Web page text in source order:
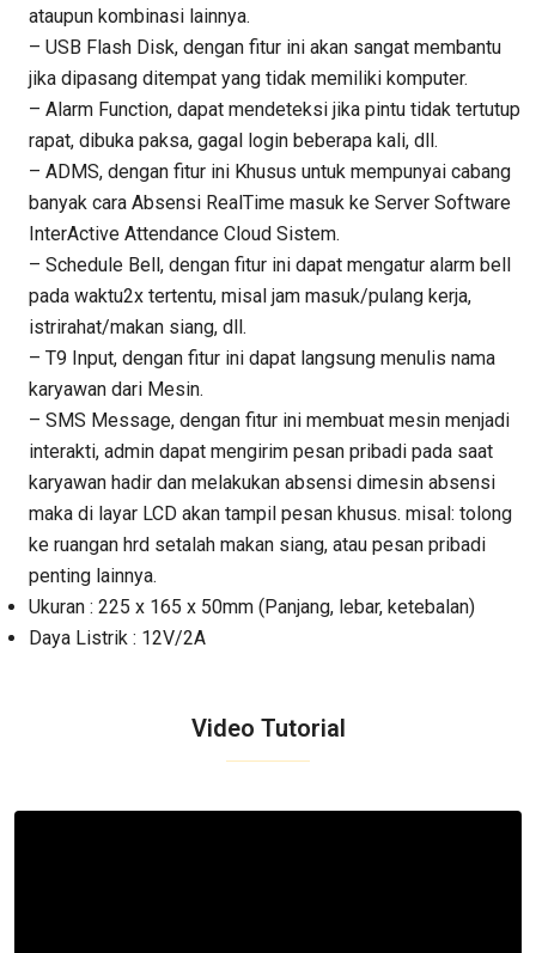
ataupun kombinasi lainnya.
– USB Flash Disk, dengan fitur ini akan sangat membantu
jika dipasang ditempat yang tidak memiliki komputer.
– Alarm Function, dapat mendeteksi jika pintu tidak tertutup
rapat, dibuka paksa, gagal login beberapa kali, dll.
– ADMS, dengan fitur ini Khusus untuk mempunyai cabang
banyak cara Absensi RealTime masuk ke Server Software
InterActive Attendance Cloud Sistem.
– Schedule Bell, dengan fitur ini dapat mengatur alarm bell
pada waktu2x tertentu, misal jam masuk/pulang kerja,
istrirahat/makan siang, dll.
– T9 Input, dengan fitur ini dapat langsung menulis nama
karyawan dari Mesin.
– SMS Message, dengan fitur ini membuat mesin menjadi
interakti, admin dapat mengirim pesan pribadi pada saat
karyawan hadir dan melakukan absensi dimesin absensi
maka di layar LCD akan tampil pesan khusus. misal: tolong
ke ruangan hrd setalah makan siang, atau pesan pribadi
penting lainnya.
Ukuran : 225 x 165 x 50mm (Panjang, lebar, ketebalan)
Daya Listrik : 12V/2A
Video Tutorial